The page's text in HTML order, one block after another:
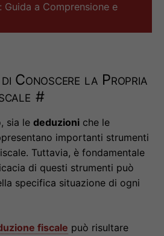
a Comprensione e
di Conoscere la Propria
#
sia le deduzioni che le
importanti strumenti
Tuttavia, è fondamentale
di questi strumenti può
specifica situazione di ogni
fiscale può risultare